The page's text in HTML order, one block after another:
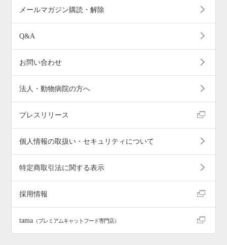
メールマガジン購読・解除
Q&A
お問い合わせ
法人・動物病院の方へ
プレスリリース
個人情報の取扱い・セキュリティについて
特定商取引法に関する表示
採用情報
tama （プレミアムキャットフード専門店）